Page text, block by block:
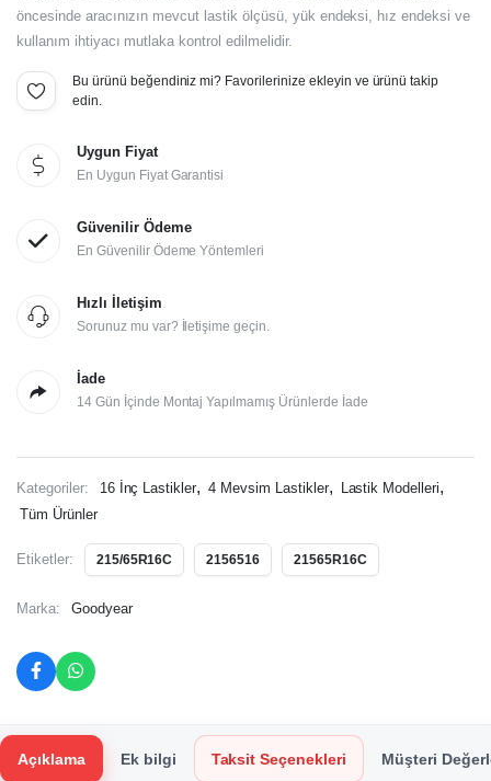
öncesinde aracınızın mevcut lastik ölçüsü, yük endeksi, hız endeksi ve
kullanım ihtiyacı mutlaka kontrol edilmelidir.
Bu ürünü beğendiniz mi? Favorilerinize ekleyin ve ürünü takip
edin.
Uygun Fiyat
En Uygun Fiyat Garantisi
Güvenilir Ödeme
En Güvenilir Ödeme Yöntemleri
Hızlı İletişim
Sorunuz mu var? İletişime geçin.
İade
14 Gün İçinde Montaj Yapılmamış Ürünlerde İade
Kategoriler: 16 İnç Lastikler, 4 Mevsim Lastikler, Lastik Modelleri,
Tüm Ürünler
Etiketler: 215/65R16C 2156516 21565R16C
Marka: Goodyear
Açıklama Ek bilgi Taksit Seçenekleri Müşteri